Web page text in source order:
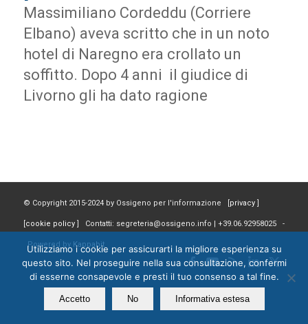
Massimiliano Cordeddu (Corriere
Elbano) aveva scritto che in un noto
hotel di Naregno era crollato un
soffitto. Dopo 4 anni il giudice di
Livorno gli ha dato ragione
© Copyright 2015-2024 by Ossigeno per l'informazione [ privacy
cookie policy ] Contatti: segreteria@ossigeno.info | +39.06.92958025 -
Powered by Kappabit
Utilizziamo i cookie per assicurarti la migliore esperienza su
questo sito. Nel proseguire nella sua consultazione, confermi
di esserne consapevole e presti il tuo consenso a tal fine.
Accetto No Informativa estesa